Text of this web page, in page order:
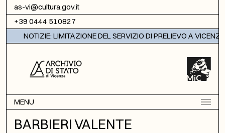
Vai al contenuto
as-vi@cultura.gov.it
+39 0444 510827
NOTIZIE: LIMITAZIONE DEL SERVIZIO DI PRELIEVO A VICENZA
MENU
BARBIERI VALENTE